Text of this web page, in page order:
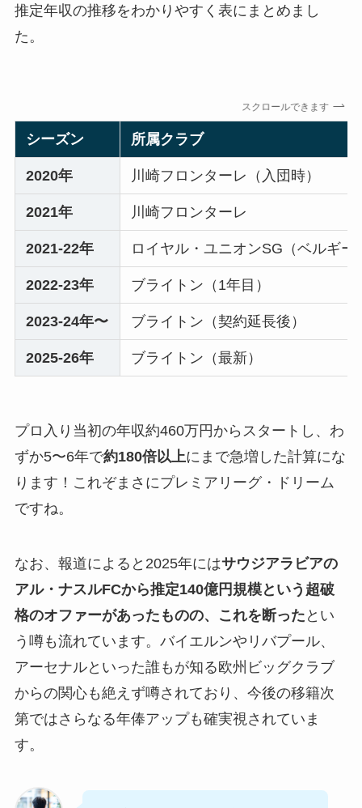
推定年収の推移をわかりやすく表にまとめまし
た。
スクロールできます
シーズン 所属クラブ
2020年 川崎フロンターレ（入団時）
2021年 川崎フロンターレ
2021-22年 ロイヤル・ユニオンSG（ベルギー
2022-23年 ブライトン（1年目）
2023-24年〜 ブライトン（契約延長後）
2025-26年 ブライトン（最新）
プロ入り当初の年収約460万円からスタートし、わ
ずか5〜6年で約180倍以上にまで急増した計算にな
ります！これぞまさにプレミアリーグ・ドリーム
ですね。
なお、報道によると2025年にはサウジアラビアの
アル・ナスルFCから推定140億円規模という超破
格のオファーがあったものの、これを断った とい
う噂も流れています。バイエルンやリバプール、
アーセナルといった誰もが知る欧州ビッグクラブ
からの関心も絶えず噂されており、今後の移籍次
第ではさらなる年俸アップも確実視されていま
す。